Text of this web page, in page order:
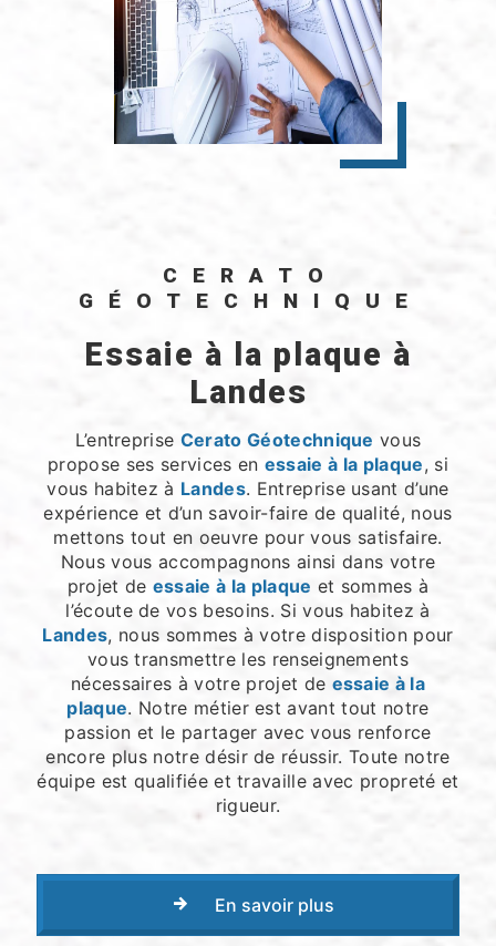
CERATO
GÉOTECHNIQUE
essaie à la plaque à
Landes
L’entreprise Cerato Géotechnique vous
propose ses services en essaie à la plaque, si
vous habitez à Landes. Entreprise usant d’une
expérience et d’un savoir-faire de qualité, nous
mettons tout en oeuvre pour vous satisfaire.
Nous vous accompagnons ainsi dans votre
projet de essaie à la plaque et sommes à
l’écoute de vos besoins. Si vous habitez à
Landes, nous sommes à votre disposition pour
vous transmettre les renseignements
nécessaires à votre projet de essaie à la
plaque. Notre métier est avant tout notre
passion et le partager avec vous renforce
encore plus notre désir de réussir. Toute notre
équipe est qualifiée et travaille avec propreté et
rigueur.
En savoir plus